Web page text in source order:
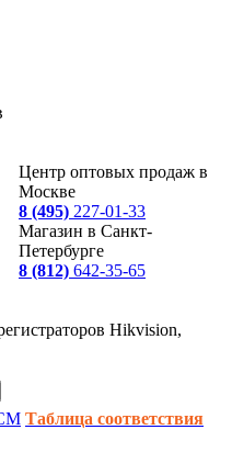
Центр оптовых продаж в
Москве
8 (495) 227-01-33
Магазин в Санкт-
Петербурге
8 (812) 642-35-65
Hikvision,
Таблица соответствия